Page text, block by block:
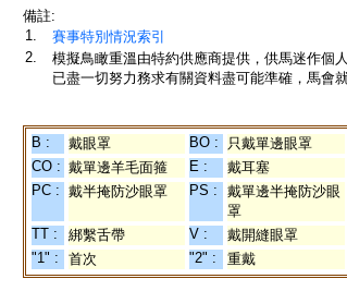
備註:
1.
賽事特別情況索引
2.
模擬鳥瞰重溫由特約供應商提供，供馬迷作個
已盡一切努力務求有關資料盡可能準確，馬會
B : 戴眼罩 BO : 只戴單邊眼罩
CO : 戴單邊羊毛面箍 E : 戴耳塞
PC : 戴半掩防沙眼罩 PS :
戴單邊半掩防沙眼
罩
TT : 綁繫舌帶 V : 戴開縫眼罩
"1" :
首次 "2" : 重戴